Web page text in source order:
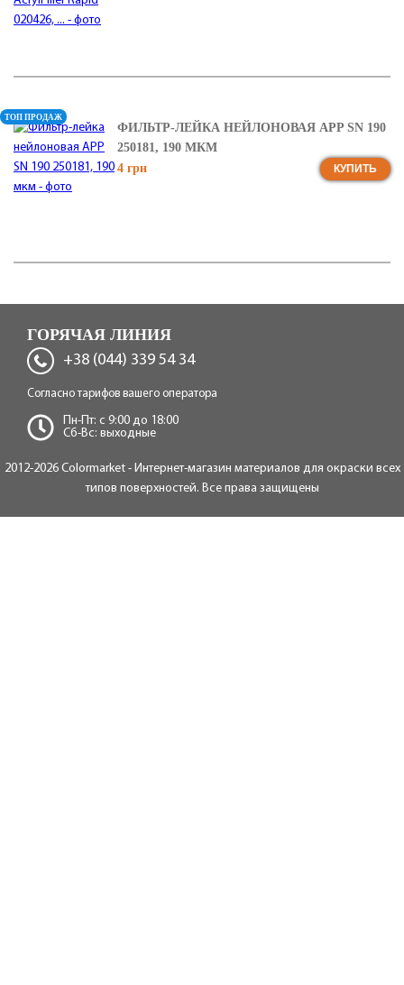
ФИЛЬТР-ЛЕЙКА НЕЙЛОНОВАЯ APP SN 190
250181, 190 МКМ
4 грн
КУПИТЬ
ТОП ПРОДАЖ
ГОРЯЧАЯ ЛИНИЯ
+38 (044) 339 54 34
Согласно тарифов вашего оператора
Пн-Пт: c 9:00 до 18:00
Сб-Вс: выходные
2012-2026 Colormarket - Интернет-магазин материалов для окраски всех
типов поверхностей. Все права защищены